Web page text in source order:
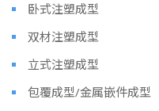
卧式注塑成型
双材注塑成型
立式注塑成型
包覆成型/金属嵌件成型